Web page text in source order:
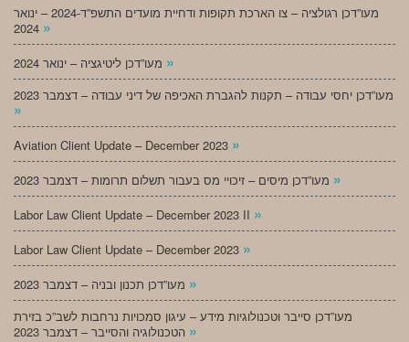
מעו”דכן רגולציה – צו הארכת תקופות ודחיית מועדים התשפ”ד-2024 – ינואר
»
»
מעו”דכן יחסי עבודה – תקנות להגברת האכיפה של דיני עבודה – דצמבר 2023
»
Aviation Client Update – December 2023 »
»
Labor Law Client Update – December 2023 II »
Labor Law Client Update – December 2023 »
»
מעו”דכן סייבר וטכנולוגיות מידע – עיגון סמכויות נרחבות לשב”כ בזירת
»